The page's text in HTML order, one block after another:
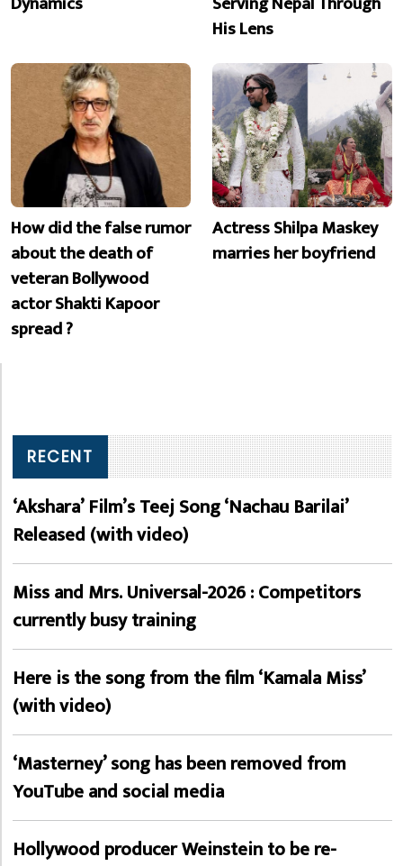
His Lens
How did the false rumor
about the death of
veteran Bollywood
actor Shakti Kapoor
spread ?
Actress Shilpa Maskey
marries her boyfriend
RECENT
‘Akshara’ Film’s Teej Song ‘Nachau Barilai’
Released (with video)
Miss and Mrs. Universal-2026 : Competitors
currently busy training
Here is the song from the film ‘Kamala Miss’
(with video)
‘Masterney’ song has been removed from
YouTube and social media
Hollywood producer Weinstein to be re-